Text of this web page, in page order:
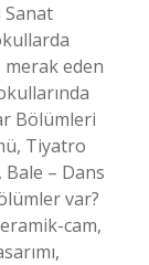
eden
Bölümleri
Tiyatro
– Dans
var?
cam,